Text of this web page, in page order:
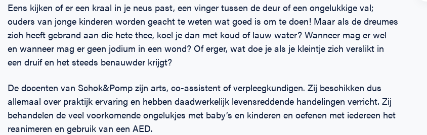
Eens kijken of er een kraal in je neus past, een vinger tussen de deur of een ongelukkige val;
ouders van jonge kinderen worden geacht te weten wat goed is om te doen! Maar als de dreumes
zich heeft gebrand aan die hete thee, koel je dan met koud of lauw water? Wanneer mag er wel
en wanneer mag er geen jodium in een wond? Of erger, wat doe je als je kleintje zich verslikt in
een druif en het steeds benauwder krijgt?
De docenten van Schok&Pomp zijn arts, co-assistent of verpleegkundigen. Zij beschikken dus
allemaal over praktijk ervaring en hebben daadwerkelijk levensreddende handelingen verricht. Zij
behandelen de veel voorkomende ongelukjes met baby’s en kinderen en oefenen met iedereen het
reanimeren en gebruik van een AED.